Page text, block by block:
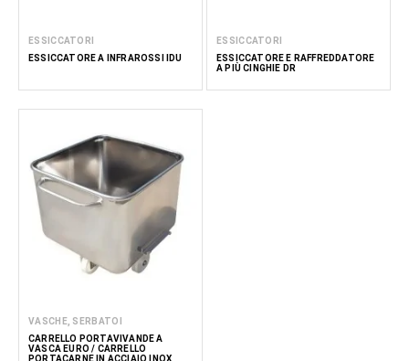
ESSICCATORI
ESSICCATORE A INFRAROSSI IDU
ESSICCATORI
ESSICCATORE E RAFFREDDATORE
A PIÙ CINGHIE DR
VASCHE, SERBATOI
CARRELLO PORTAVIVANDE A
VASCA EURO / CARRELLO
PORTACARNE IN ACCIAIO INOX